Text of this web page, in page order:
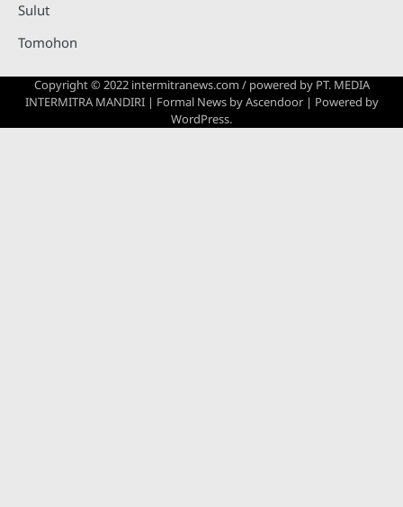
Sulut
Tomohon
Copyright © 2022 intermitranews.com / powered by PT. MEDIA
INTERMITRA MANDIRI| Formal News byAscendoor| Powered by
WordPress.